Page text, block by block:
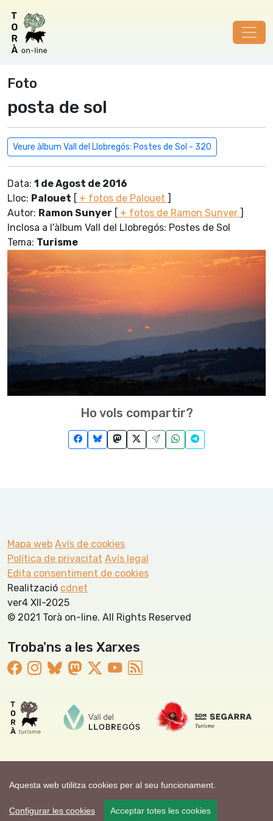
Aquesta web utilitza cookies per al seu funcionament.
Configurar les cookies Acceptar totes les cookies
Foto
posta de sol
Veure àlbum Vall del Llobregós: Postes de Sol - 320
Data: 1 de Agost de 2016
Lloc: Palouet [ + fotos de Palouet ]
Autor: Ramon Sunyer [ + fotos de Ramon Sunyer ]
Inclosa a l'àlbum Vall del Llobregós: Postes de Sol
Tema: Turisme
Ho vols compartir?
Mapa web Avís de cookies
Política de privacitat Avís legal
Edita consentiment de cookies
Realització cdnet
ver4 XII-2025
© 2021 Torà on-line. All Rights Reserved
Troba'ns a les Xarxes